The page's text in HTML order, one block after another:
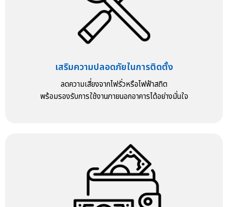
เสริมความปลอดภัยในการติดตั้ง
ลดความเสี่ยงจากไฟรั่วหรือไฟฟ้าสถิต
พร้อมรองรับการใช้งานภายนอกอาคารได้อย่างมั่นใจ